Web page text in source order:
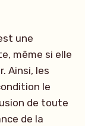
une
même si elle
Ainsi, les
le
de toute
de la